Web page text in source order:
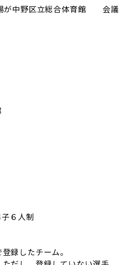
が中野区立総合体育館 会議
６人制
録したチーム。